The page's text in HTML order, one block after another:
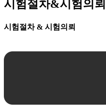
시험절차&시험의뢰
시험절차 & 시험의뢰